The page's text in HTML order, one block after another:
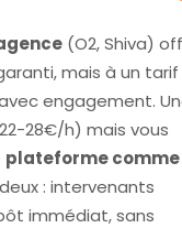
(O2, Shiva)
mais à un tarif
engagement.
28€/h) mais vous
plateforme comme
: intervenants
immédiat, sans